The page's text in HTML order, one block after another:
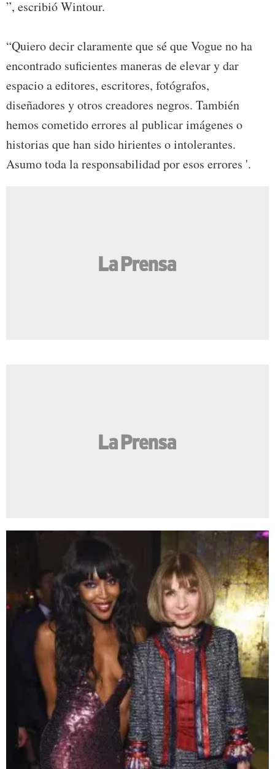
”, escribió Wintour.
“Quiero decir claramente que sé que Vogue no ha
encontrado suficientes maneras de elevar y dar
espacio a editores, escritores, fotógrafos,
diseñadores y otros creadores negros. También
hemos cometido errores al publicar imágenes o
historias que han sido hirientes o intolerantes.
Asumo toda la responsabilidad por esos errores '.